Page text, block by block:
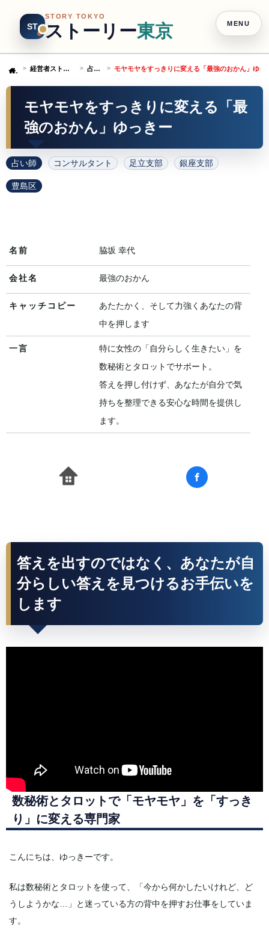
ST
STORY TOKYO
ストーリー東京
Home 経営者ストーリー 占い師 モヤモヤをすっきりに変える「最強のおかん」ゆっ
モヤモヤをすっきりに変える「最
強のおかん」ゆっきー
占い師 コンサルタント 足立支部 銀座支部
豊島区
名前 脇坂 幸代
会社名 最強のおかん
キャッチコピー
あたたかく、そして力強くあなたの背
中を押します
一言
特に女性の「自分らしく生きたい」を
数秘術とタロットでサポート。
答えを押し付けず、あなたが自分で気
持ちを整理できる安心な時間を提供し
ます。
答えを出すのではなく、あなたが自
分らしい答えを見つけるお手伝いを
します
数秘術とタロットで「モヤモヤ」を「すっき
り」に変える専門家
こんにちは、ゆっきーです。
私は数秘術とタロットを使って、「今から何かしたいけれど、ど
うしようかな…」と迷っている方の背中を押すお仕事をしていま
す。
MENU